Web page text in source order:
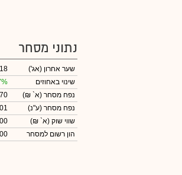
נתוני מסחר
שער אחרון (אג')
שינוי באחוזים
נפח מסחר (א` ₪)
נפח מסחר (ע"נ)
שווי שוק (א` ₪)
הון רשום למסחר